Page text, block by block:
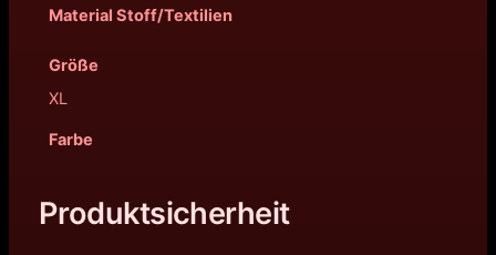
Material Stoff/Textilien
Größe
XL
Farbe
Produktsicherheit